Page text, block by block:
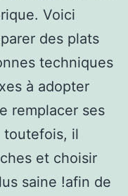
Voici
des plats
techniques
à adopter
remplacer ses
toutefois, il
et choisir
saine !afin de